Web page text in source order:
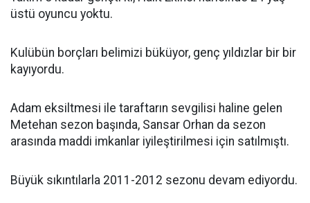
üstü oyuncu yoktu.
Kulübün borçları belimizi büküyor, genç yıldızlar bir bir
kayıyordu.
Adam eksiltmesi ile taraftarın sevgilisi haline gelen
Metehan sezon başında, Sansar Orhan da sezon
arasında maddi imkanlar iyileştirilmesi için satılmıştı.
Büyük sıkıntılarla 2011-2012 sezonu devam ediyordu.